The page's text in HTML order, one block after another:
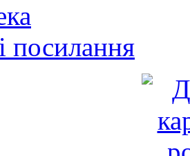
посилання